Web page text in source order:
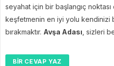
seyahat için bir başlangıç noktası
keşfetmenin en iyi yolu kendinizi
bırakmaktır. Avşa Adası , sizleri
BIR CEVAP YAZ